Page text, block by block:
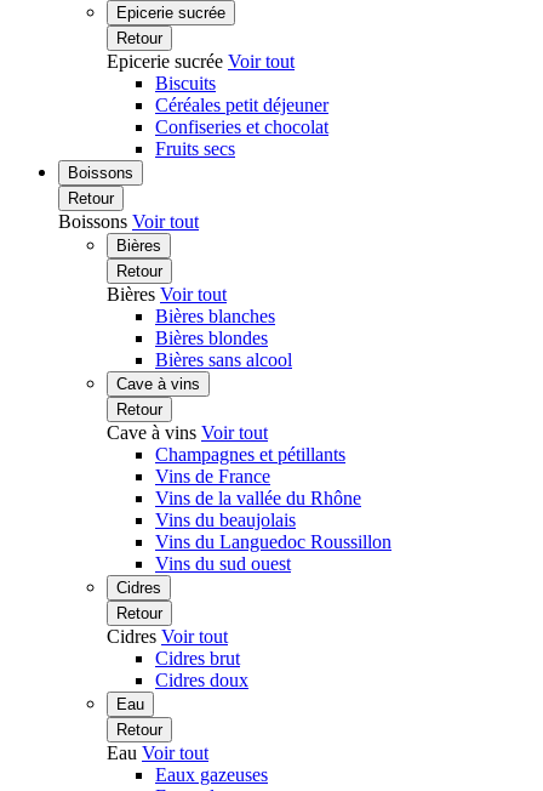
Epicerie sucrée
Retour
Epicerie sucrée Voir tout
Biscuits
Céréales petit déjeuner
Confiseries et chocolat
Fruits secs
Boissons
Retour
Boissons Voir tout
Bières
Retour
Bières Voir tout
Bières blanches
Bières blondes
Bières sans alcool
Cave à vins
Retour
Cave à vins Voir tout
Champagnes et pétillants
Vins de France
Vins de la vallée du Rhône
Vins du beaujolais
Vins du Languedoc Roussillon
Vins du sud ouest
Cidres
Retour
Cidres Voir tout
Cidres brut
Cidres doux
Eau
Retour
Eau Voir tout
Eaux gazeuses